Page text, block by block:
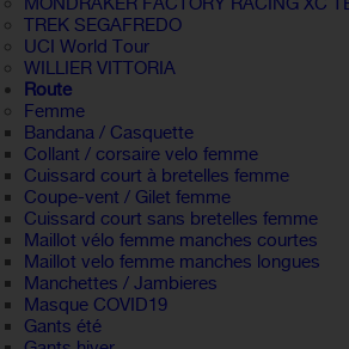
TREK SEGAFREDO
UCI World Tour
WILLIER VITTORIA
Route
Femme
Bandana / Casquette
Collant / corsaire velo femme
Cuissard court à bretelles femme
Coupe-vent / Gilet femme
Cuissard court sans bretelles femme
Maillot vélo femme manches courtes
Maillot velo femme manches longues
Manchettes / Jambieres
Masque COVID19
Gants été